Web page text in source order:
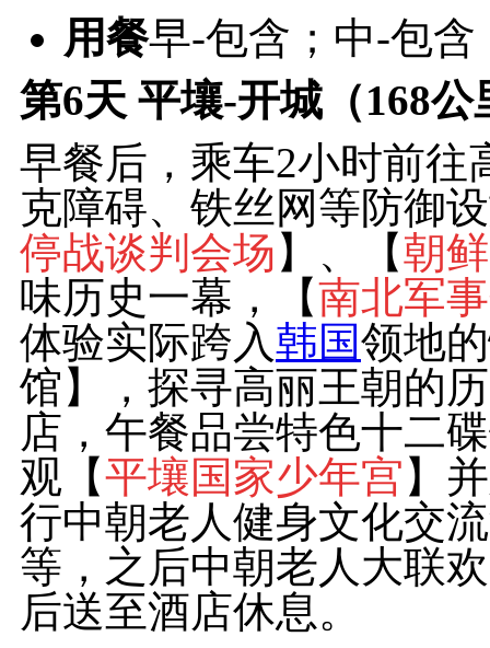
用餐早-包含；中-包
第6天 平壤-开城（168
早餐后，乘车2小时前往
克障碍、铁丝网等防御
停战谈判会场 】、【朝
味历史一幕，【南北军
体验实际跨入韩国领地
馆】，探寻高丽王朝的
店，午餐品尝特色十二
观【平壤国家少年宫 】
行中朝老人健身文化交
等，之后中朝老人大联
后送至酒店休息。